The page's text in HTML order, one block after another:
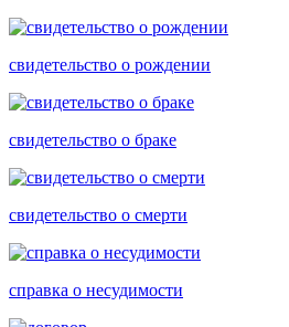
свидетельство о рождении
свидетельство о браке
свидетельство о смерти
справка о несудимости